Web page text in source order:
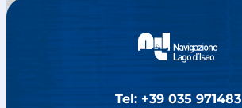
Tel: +39 035 971483